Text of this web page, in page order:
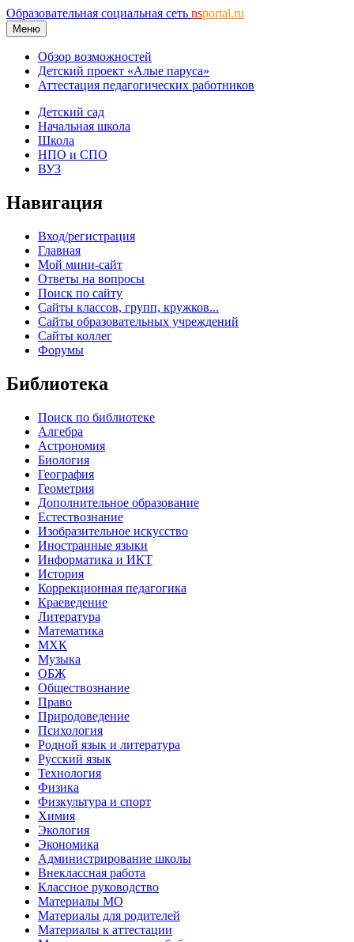
Образовательная социальная сеть nsportal.ru
Меню
Обзор возможностей
Детский проект «Алые паруса»
Аттестация педагогических работников
Детский сад
Начальная школа
Школа
НПО и СПО
ВУЗ
Навигация
Вход/регистрация
Главная
Мой мини-сайт
Ответы на вопросы
Поиск по сайту
Сайты классов, групп, кружков...
Сайты образовательных учреждений
Сайты коллег
Форумы
Библиотека
Поиск по библиотеке
Алгебра
Астрономия
Биология
География
Геометрия
Дополнительное образование
Естествознание
Изобразительное искусство
Иностранные языки
Информатика и ИКТ
История
Коррекционная педагогика
Краеведение
Литература
Математика
МХК
Музыка
ОБЖ
Обществознание
Право
Природоведение
Психология
Родной язык и литература
Русский язык
Технология
Физика
Физкультура и спорт
Химия
Экология
Экономика
Администрирование школы
Внеклассная работа
Классное руководство
Материалы МО
Материалы для родителей
Материалы к аттестации